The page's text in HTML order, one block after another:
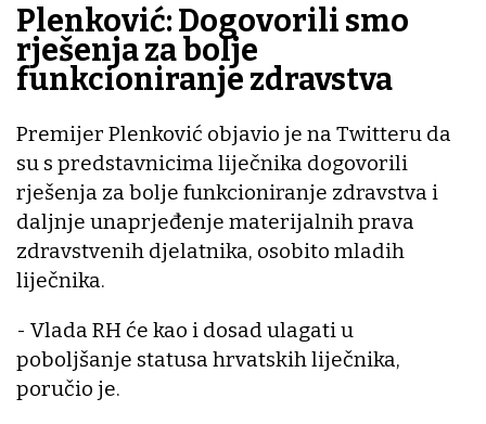
Plenković: Dogovorili smo
rješenja za bolje
funkcioniranje zdravstva
Premijer Plenković objavio je na Twitteru da
su s predstavnicima liječnika dogovorili
rješenja za bolje funkcioniranje zdravstva i
daljnje unaprjeđenje materijalnih prava
zdravstvenih djelatnika, osobito mladih
liječnika.
- Vlada RH će kao i dosad ulagati u
poboljšanje statusa hrvatskih liječnika,
poručio je.